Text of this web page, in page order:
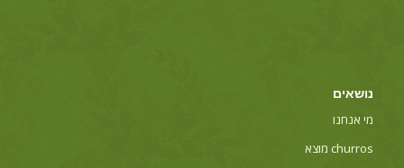
נושאים
מי אנחנו
churros מוצא